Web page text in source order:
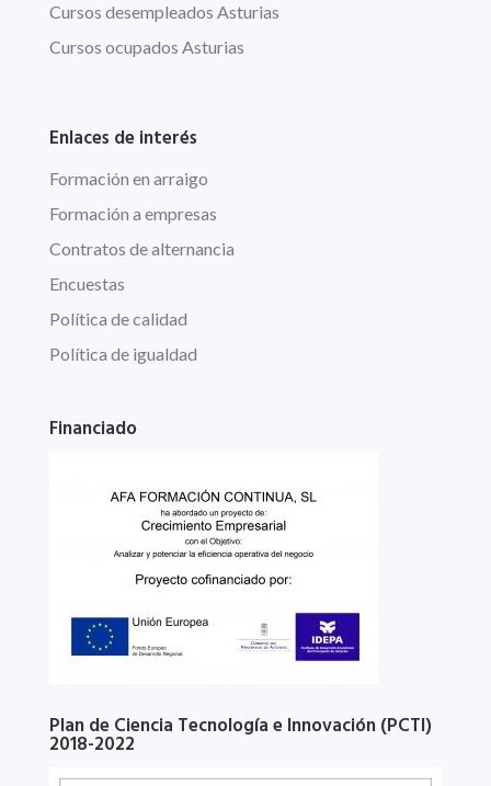
Cursos desempleados Asturias
Cursos ocupados Asturias
Enlaces de interés
Formación en arraigo
Formación a empresas
Contratos de alternancia
Encuestas
Política de calidad
Política de igualdad
Financiado
Plan de Ciencia Tecnología e Innovación (PCTI)
2018-2022